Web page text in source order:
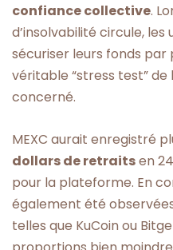
confiance collective.
d’insolvabilité circule,
sécuriser leurs fonds
véritable “stress test” de
concerné.
MEXC aurait enregistré
dollars de retraitsen
pour la plateforme. En
également été
telles que KuCoin ou